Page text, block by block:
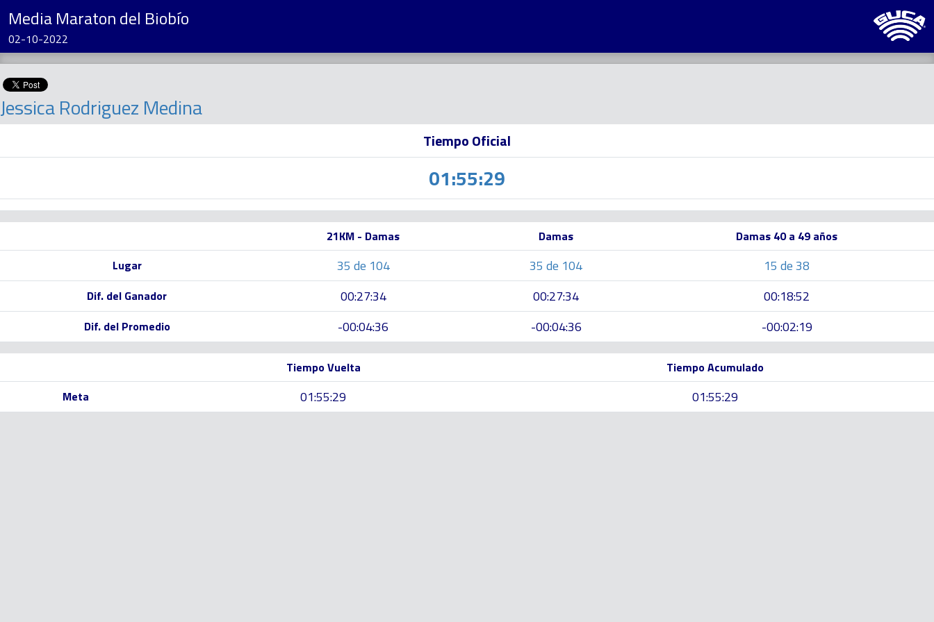
Media Maraton del Biobío
02-10-2022
Jessica Rodriguez Medina
Tiempo Oficial
01:55:29
21KM - Damas Damas
Damas 40 a 49 años
Lugar
35 de 104 35 de 104 15 de 38
Dif. del Ganador 00:27:34 00:27:34 00:18:52
Dif. del Promedio -00:04:36 -00:04:36 -00:02:19
Tiempo Vuelta
Tiempo Acumulado
Meta
01:55:29 01:55:29